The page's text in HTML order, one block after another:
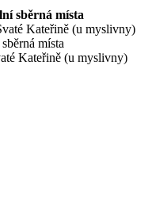
sběrná místa
Kateřině (u myslivny)
místa
Kateřině (u myslivny)